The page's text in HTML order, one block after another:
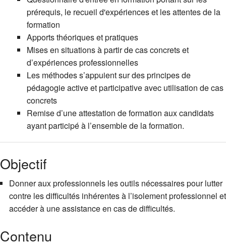
prérequis, le recueil d'expériences et les attentes de la
formation
Apports théoriques et pratiques
Mises en situations à partir de cas concrets et
d’expériences professionnelles
Les méthodes s’appuient sur des principes de
pédagogie active et participative avec utilisation de cas
concrets
Remise d’une attestation de formation aux candidats
ayant participé à l’ensemble de la formation.
Objectif
Donner aux professionnels les outils nécessaires pour lutter
contre les difficultés inhérentes à l’isolement professionnel et
accéder à une assistance en cas de difficultés.
Contenu